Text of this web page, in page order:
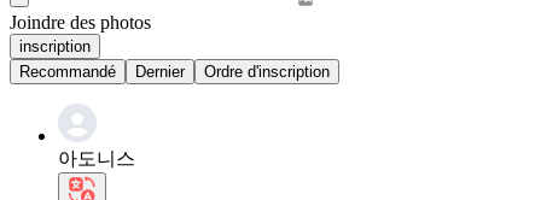
Joindre des photos
inscription
Recommandé
Dernier Ordre d'inscription
아도니스